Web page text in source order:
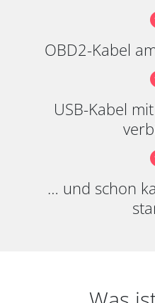
OBD2-Kabel
USB-Kabel
… und schon